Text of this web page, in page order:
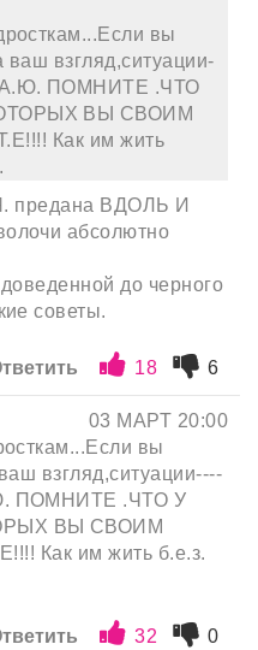
вы
ваш взгляд,ситуации-
ПОМНИТЕ .ЧТО
ВЫ СВОИМ
Как им жить
предана ВДОЛЬ И
абсолютно
до черного
советы.
18 6
03 МАРТ 20:00
вы
взгляд,ситуации----
ПОМНИТЕ .ЧТО У
ВЫ СВОИМ
Как им жить б.е.з.
32
0